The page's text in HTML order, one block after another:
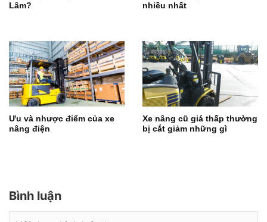
Lâm?
nhiều nhất
Ưu và nhược điểm của xe
nâng điện
Xe nâng cũ giá thấp thường
bị cắt giảm những gì
Bình luận